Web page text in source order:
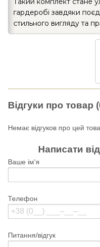
гардеробі завдяки
стильного вигляду та
Відгуки про товар
Немає відгуков про цей
Написати
Ваше ім'я
Телефон
Питання/відгук